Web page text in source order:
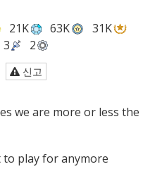
21K 63K
31K
3 2
신고
we are more or less the
play for anymore